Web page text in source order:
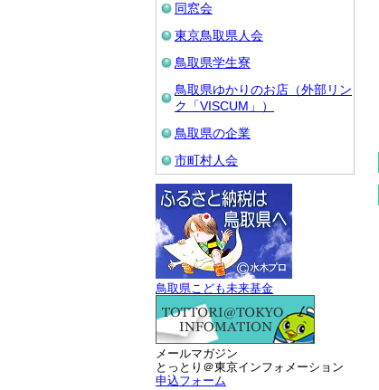
同窓会
東京鳥取県人会
鳥取県学生寮
鳥取県ゆかりのお店（外部リン
ク「VISCUM」）
鳥取県の企業
市町村人会
鳥取県こども未来基金
メールマガジン
とっとり＠東京インフォメーション
申込フォーム